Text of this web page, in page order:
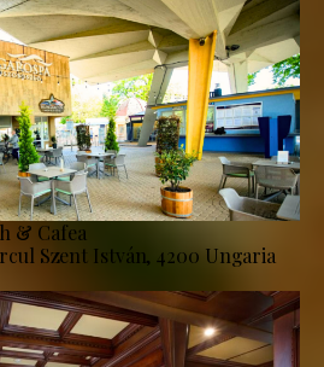
& Cafea
Szent István, 4200 Ungaria